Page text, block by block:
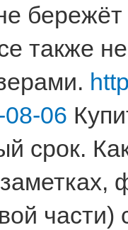
также
06
срок.